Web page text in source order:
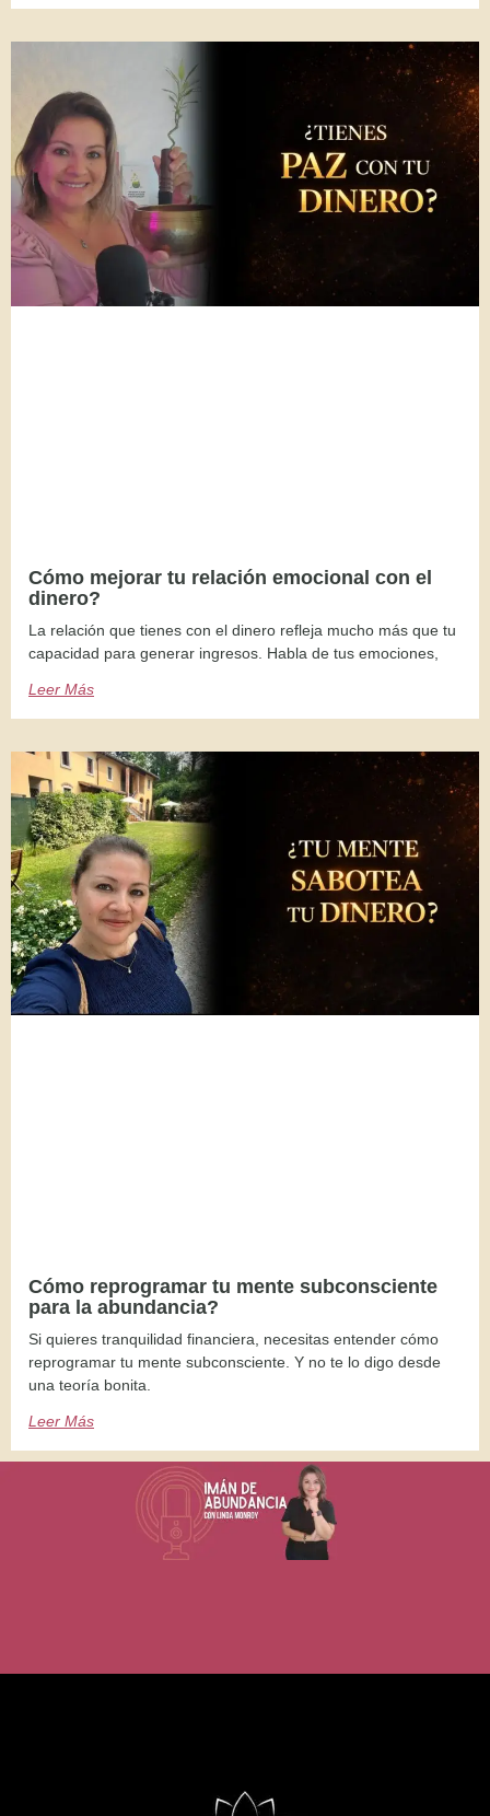
Cómo mejorar tu relación emocional con el
dinero?
La relación que tienes con el dinero refleja mucho más que tu
capacidad para generar ingresos. Habla de tus emociones,
Leer Más
Cómo reprogramar tu mente subconsciente
para la abundancia?
Si quieres tranquilidad financiera, necesitas entender cómo
reprogramar tu mente subconsciente. Y no te lo digo desde
una teoría bonita.
Leer Más